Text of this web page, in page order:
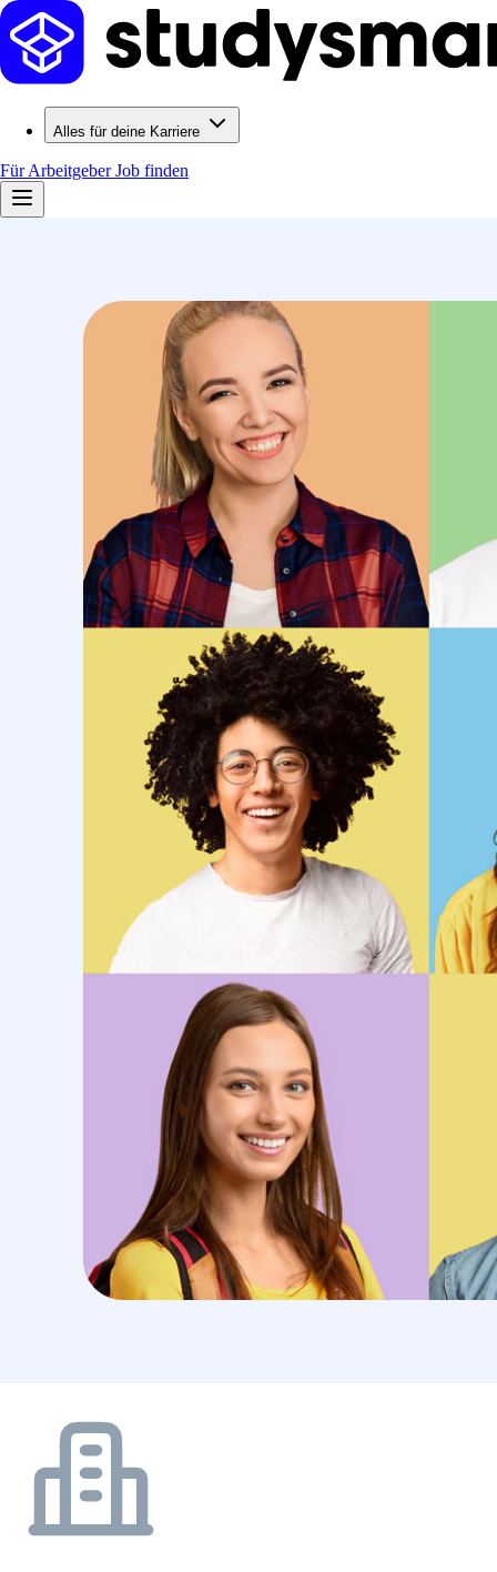
Alles für deine Karriere
Für ArbeitgeberJob finden